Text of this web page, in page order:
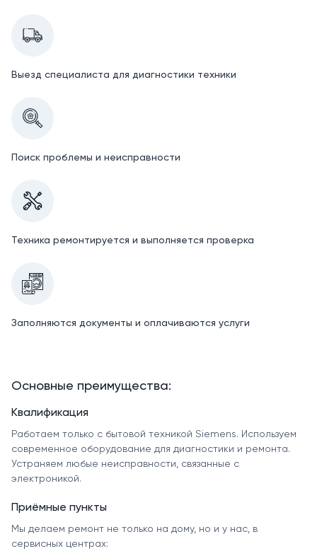
Выезд специалиста для диагностики техники
Поиск проблемы и неисправности
Техника ремонтируется и выполняется проверка
Заполняются документы и оплачиваются услуги
Основные преимущества:
Квалификация
Работаем только с бытовой техникой Siemens. Используем
современное оборудование для диагностики и ремонта.
Устраняем любые неисправности, связанные с
электроникой.
Приёмные пункты
Мы делаем ремонт не только на дому, но и у нас, в
сервисных центрах: